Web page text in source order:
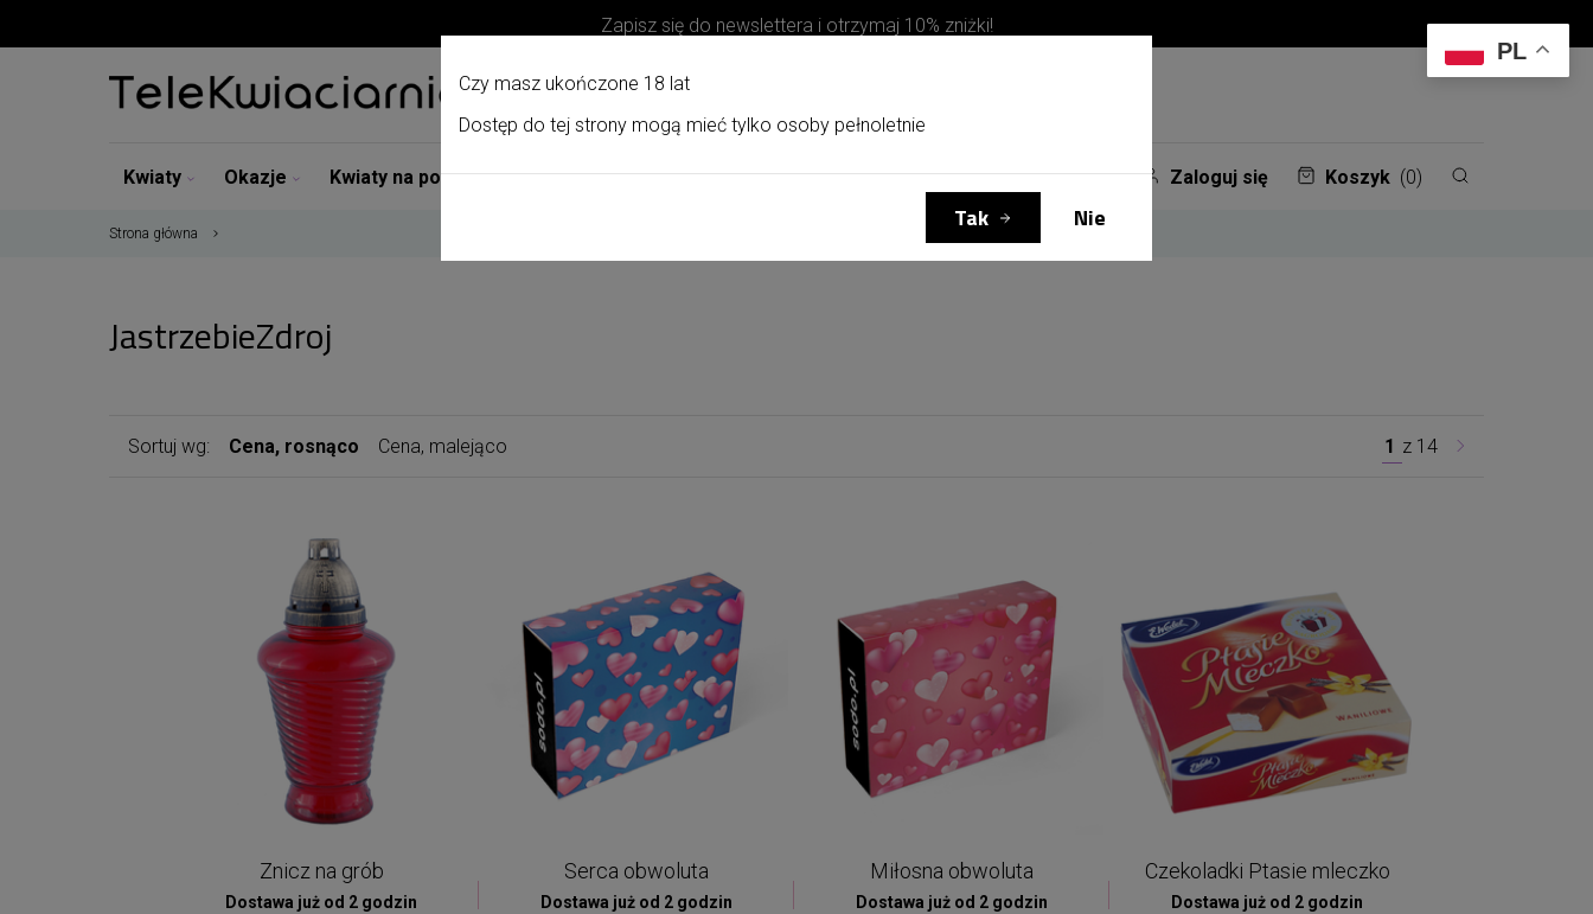
Zapisz się do newslettera i otrzymaj 10% zniżki!
Kwiaty Okazje Kwiaty na pogrzeb Kosze upominkowe Kontakt Zaloguj się Koszyk (0)
Strona główna
JastrzebieZdroj
Sortuj wg: Cena, rosnąco Cena, malejąco 1 z 14
Znicz na grób
Dostawa już od 2 godzin
Serca obwoluta
Dostawa już od 2 godzin
Miłosna obwoluta
Dostawa już od 2 godzin
Czekoladki Ptasie mleczko
Dostawa już od 2 godzin
Czy masz ukończone 18 lat
Dostęp do tej strony mogą mieć tylko osoby pełnoletnie
Tak Nie
PL